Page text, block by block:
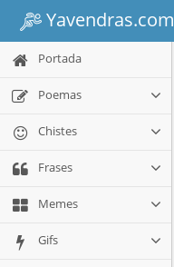
Yavendras.com
Portada
Poemas
Chistes
Frases
Memes
Gifs